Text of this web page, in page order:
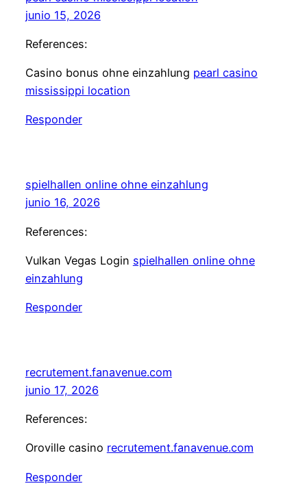
junio 15, 2026
References:
Casino bonus ohne einzahlung pearl casino
mississippi location
Responder
spielhallen online ohne einzahlung
junio 16, 2026
References:
Vulkan Vegas Login spielhallen online ohne
einzahlung
Responder
recrutement.fanavenue.com
junio 17, 2026
References:
Oroville casino recrutement.fanavenue.com
Responder